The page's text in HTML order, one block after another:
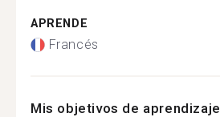
APRENDE
Francés
Mis objetivos de aprendizaje